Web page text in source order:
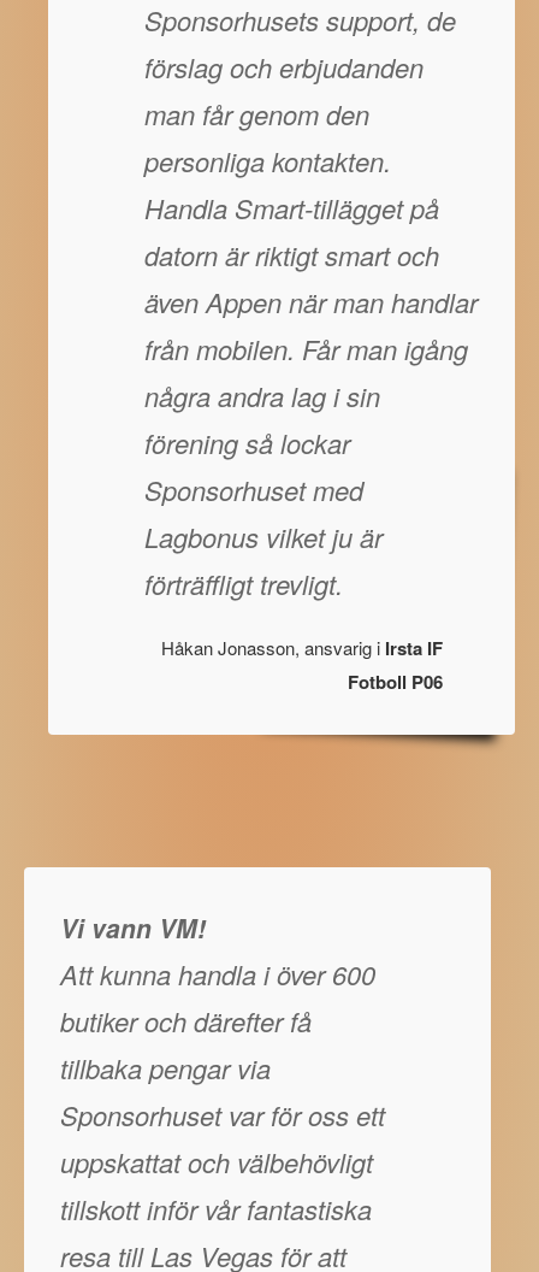
Sponsorhusets support, de
förslag och erbjudanden
man får genom den
personliga kontakten.
Handla Smart-tillägget på
datorn är riktigt smart och
även Appen när man handlar
från mobilen. Får man igång
några andra lag i sin
förening så lockar
Sponsorhuset med
Lagbonus vilket ju är
förträffligt trevligt.
Håkan Jonasson, ansvarig i Irsta IF
Fotboll P06
Vi vann VM!
Att kunna handla i över 600
butiker och därefter få
tillbaka pengar via
Sponsorhuset var för oss ett
uppskattat och välbehövligt
tillskott inför vår fantastiska
resa till Las Vegas för att